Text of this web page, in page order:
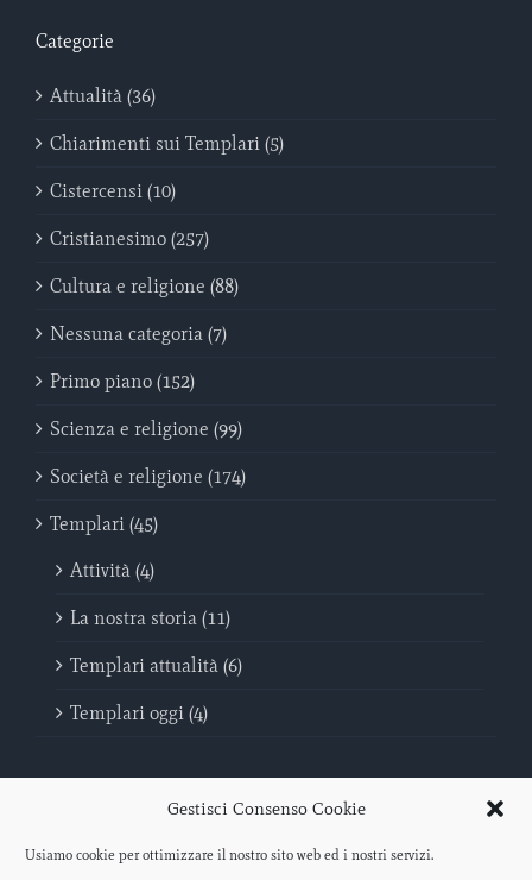
Gestisci Consenso Cookie
Usiamo cookie per ottimizzare il nostro sito web ed i nostri servizi.
Categorie
Attualità (36)
Chiarimenti sui Templari (5)
Cistercensi (10)
Cristianesimo (257)
Cultura e religione (88)
Nessuna categoria (7)
Primo piano (152)
Scienza e religione (99)
Società e religione (174)
Templari (45)
Attività (4)
La nostra storia (11)
Templari attualità (6)
Templari oggi (4)